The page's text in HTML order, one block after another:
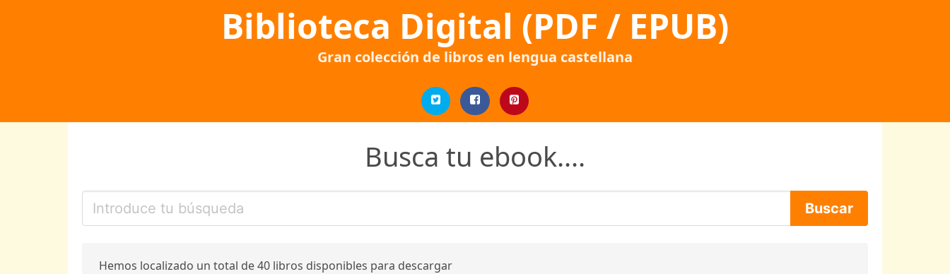
Biblioteca Digital (PDF / EPUB)
Gran colección de libros en lengua castellana
Busca tu ebook....
Hemos localizado un total de 40 libros disponibles para descargar